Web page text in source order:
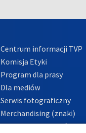
Centrum informacji TVP
Komisja Etyki
Program dla prasy
Dla mediów
Serwis fotograficzny
Merchandising (znaki)
Polityka Prywatności